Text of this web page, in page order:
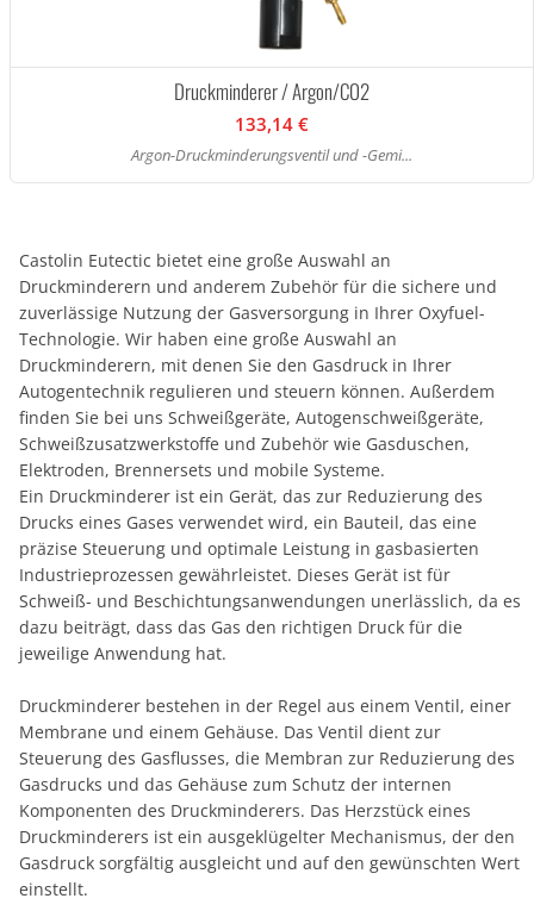
Druckminderer / Argon/CO2
133,14 €
Argon-Druckminderungsventil und -Gemi...
Castolin Eutectic bietet eine große Auswahl an
Druckminderern und anderem Zubehör für die sichere und
zuverlässige Nutzung der Gasversorgung in Ihrer Oxyfuel-
Technologie. Wir haben eine große Auswahl an
Druckminderern, mit denen Sie den Gasdruck in Ihrer
Autogentechnik regulieren und steuern können. Außerdem
finden Sie bei uns Schweißgeräte, Autogenschweißgeräte,
Schweißzusatzwerkstoffe und Zubehör wie Gasduschen,
Elektroden, Brennersets und mobile Systeme.
Ein Druckminderer ist ein Gerät, das zur Reduzierung des
Drucks eines Gases verwendet wird, ein Bauteil, das eine
präzise Steuerung und optimale Leistung in gasbasierten
Industrieprozessen gewährleistet. Dieses Gerät ist für
Schweiß- und Beschichtungsanwendungen unerlässlich, da es
dazu beiträgt, dass das Gas den richtigen Druck für die
jeweilige Anwendung hat.
Druckminderer bestehen in der Regel aus einem Ventil, einer
Membrane und einem Gehäuse. Das Ventil dient zur
Steuerung des Gasflusses, die Membran zur Reduzierung des
Gasdrucks und das Gehäuse zum Schutz der internen
Komponenten des Druckminderers. Das Herzstück eines
Druckminderers ist ein ausgeklügelter Mechanismus, der den
Gasdruck sorgfältig ausgleicht und auf den gewünschten Wert
einstellt.